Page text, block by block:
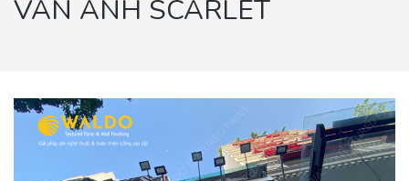
VÂN ANH SCARLET